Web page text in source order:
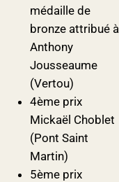
médaille de
bronze attribué à
Anthony
Jousseaume
(Vertou)
4ème prix
Mickaël Choblet
(Pont Saint
Martin)
5ème prix